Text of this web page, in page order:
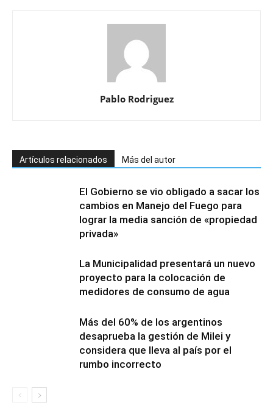
Pablo Rodriguez
Artículos relacionados Más del autor
El Gobierno se vio obligado a sacar los
cambios en Manejo del Fuego para
lograr la media sanción de «propiedad
privada»
La Municipalidad presentará un nuevo
proyecto para la colocación de
medidores de consumo de agua
Más del 60% de los argentinos
desaprueba la gestión de Milei y
considera que lleva al país por el
rumbo incorrecto